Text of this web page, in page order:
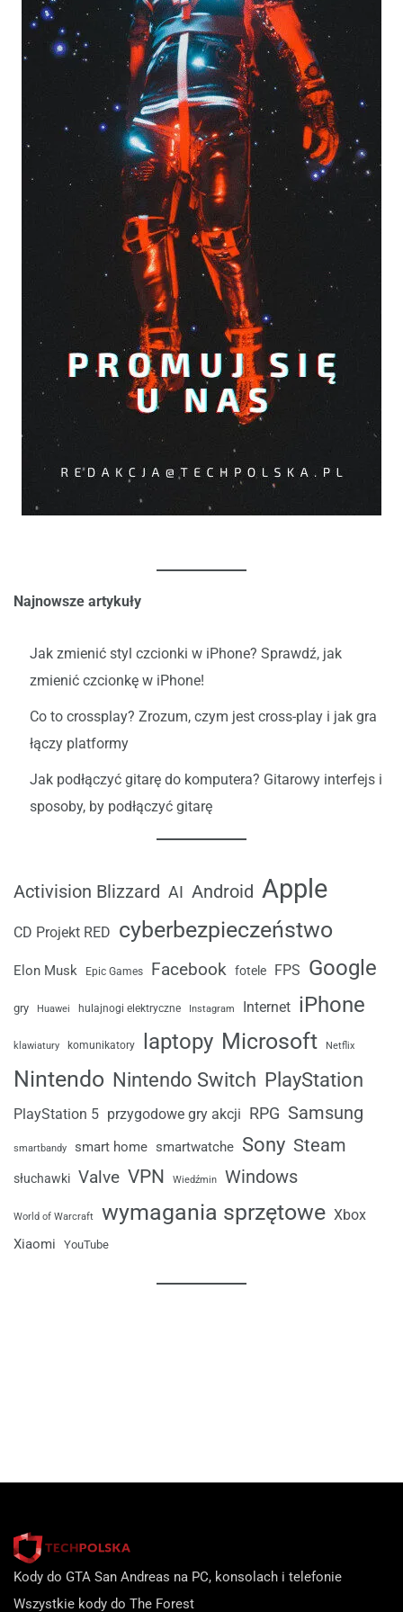
Najnowsze artykuły
Jak zmienić styl czcionki w iPhone? Sprawdź, jak
zmienić czcionkę w iPhone!
Co to crossplay? Zrozum, czym jest cross-play i jak gra
łączy platformy
Jak podłączyć gitarę do komputera? Gitarowy interfejs i
sposoby, by podłączyć gitarę
Activision Blizzard AI Android Apple
CD Projekt RED cyberbezpieczeństwo
Elon Musk Epic Games Facebook fotele FPS Google
gry Huawei hulajnogi elektryczne Instagram Internet iPhone
klawiatury komunikatory laptopy Microsoft Netflix
Nintendo Nintendo Switch PlayStation
PlayStation 5 przygodowe gry akcji RPG Samsung
smartbandy smart home smartwatche Sony Steam
słuchawki Valve VPN Wiedźmin Windows
World of Warcraft wymagania sprzętowe Xbox
Xiaomi YouTube
Kody do GTA San Andreas na PC, konsolach i telefonie
Wszystkie kody do The Forest